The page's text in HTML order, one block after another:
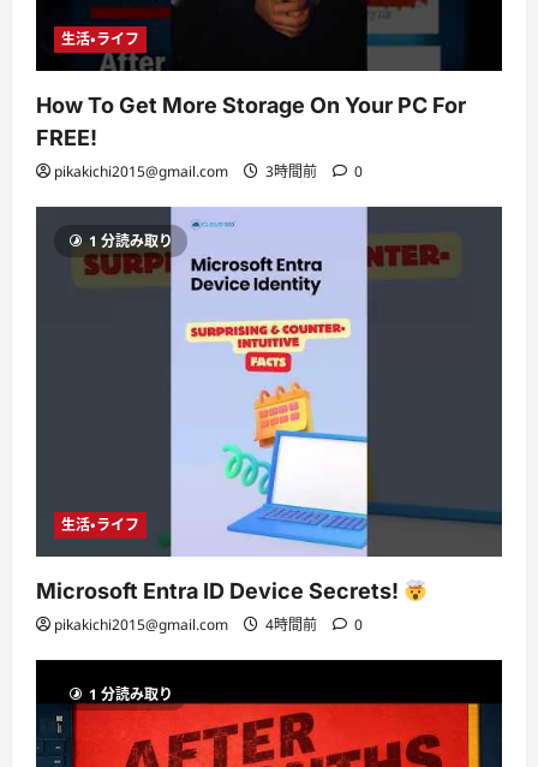
生活・ライフ
How To Get More Storage On Your PC For
FREE!
pikakichi2015@gmail.com 3時間前 0
1 分読み取り
生活・ライフ
Microsoft Entra ID Device Secrets!
pikakichi2015@gmail.com 4時間前 0
1 分読み取り